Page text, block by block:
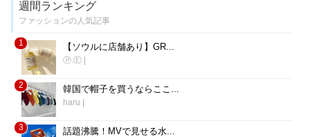
週間ランキング
ファッションの人気記事
1 【ソウルに店舗あり】GR...
Ⓟ.Ⓔ |
2 韓国で帽子を買うならここ...
haru |
3 話題沸騰！MVで見せる水...